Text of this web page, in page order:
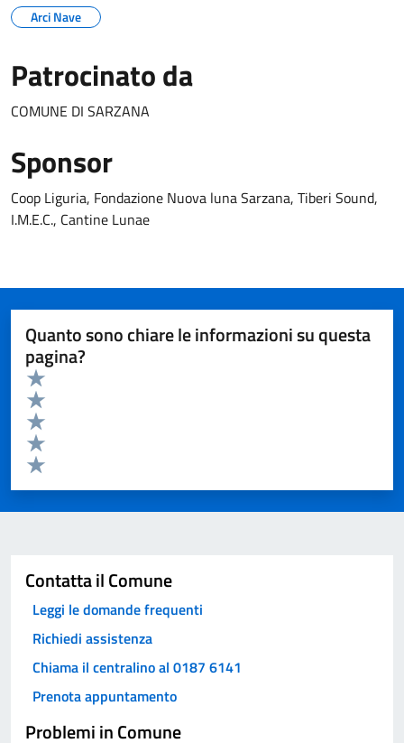
Arci Nave
Patrocinato da
COMUNE DI SARZANA
Sponsor
Coop Liguria, Fondazione Nuova luna Sarzana, Tiberi Sound,
I.M.E.C., Cantine Lunae
Quanto sono chiare le informazioni su questa
pagina?
Valuta da 1 a 5 stelle la pagina
Valuta 5 stelle su 5
Valuta 4 stelle su 5
Valuta 3 stelle su 5
Valuta 2 stelle su 5
Valuta 1 stelle su 5
Contatta il Comune
Leggi le domande frequenti
Richiedi assistenza
Chiama il centralino al 0187 6141
Prenota appuntamento
Problemi in Comune